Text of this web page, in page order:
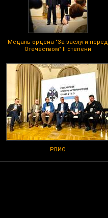
Медаль ордена "За заслуги перед
Отечеством" II степени
РВИО